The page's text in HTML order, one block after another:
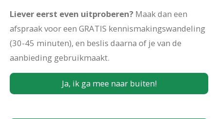
Liever eerst even uitproberen? Maak dan een
afspraak voor een GRATIS kennismakingswandeling
(30-45 minuten), en beslis daarna of je van de
aanbieding gebruikmaakt.
Ja, ik ga mee naar buiten!